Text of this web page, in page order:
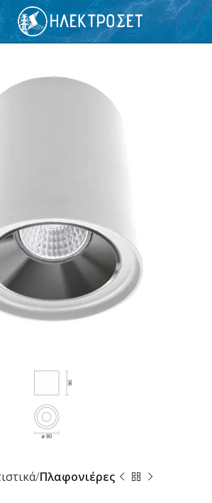
Πλαφονιέρες